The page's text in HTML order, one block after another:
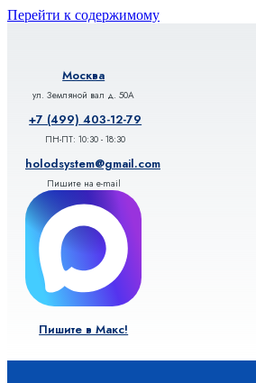
Перейти к содержимому
Москва
ул. Земляной вал д. 50А
+7 (499) 403-12-79
ПН-ПТ: 10:30 - 18:30
holodsystem@gmail.com
Пишите на e-mail
Пишите в Макс!